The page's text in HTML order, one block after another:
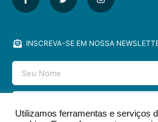
INSCREVA-SE EM NOSSA
Utilizamos ferramentas e serviços